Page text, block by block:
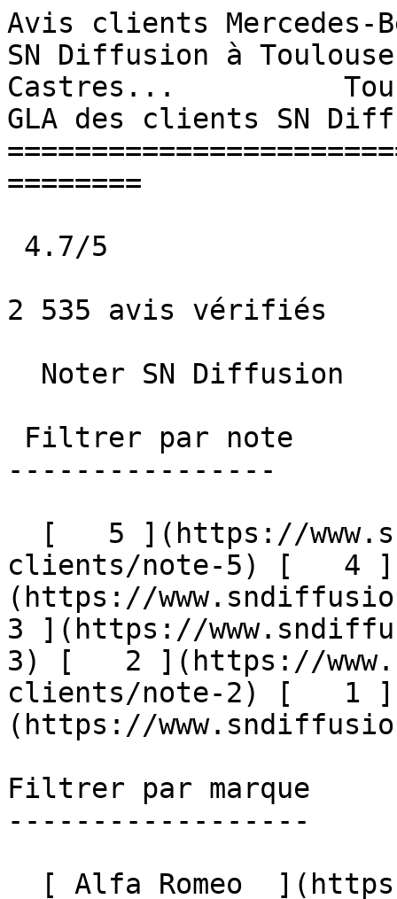
Avis clients Mercedes-
SN Diffusion à
Castres...          Tous
GLA des clients SN
========
2 535 avis vérifiés
----------------
clients/note-5) [   4 ]
(https://
3 ](https://
3) [   2 ](https://
clients/note-2) [   1 ]
(https://
Filtrer par marque
------------------